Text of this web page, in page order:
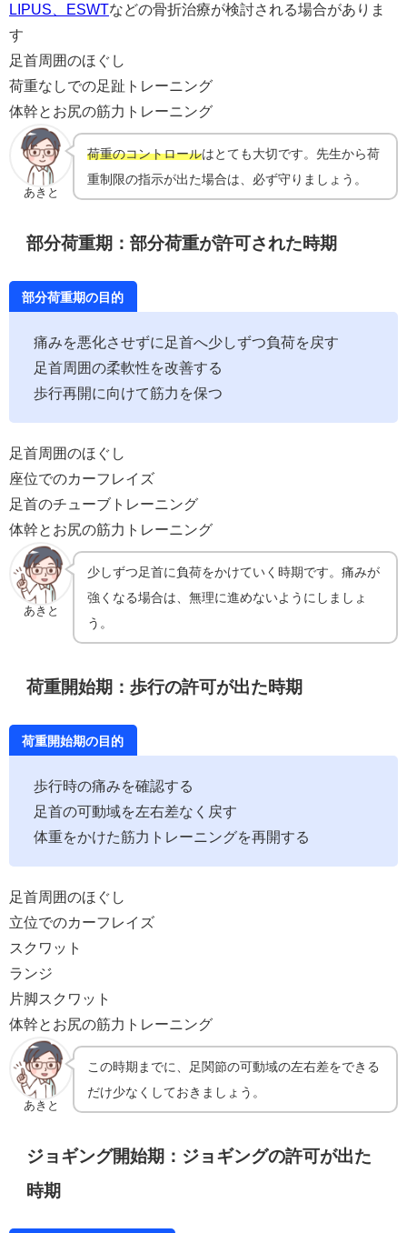
LIPUS、ESWTなどの骨折治療が検討される場合がありま
す
足首周囲のほぐし
荷重なしでの足趾トレーニング
体幹とお尻の筋力トレーニング
あきと
荷重のコントロールはとても大切です。先生から荷
重制限の指示が出た場合は、必ず守りましょう。
部分荷重期：部分荷重が許可された時期
部分荷重期の目的
痛みを悪化させずに足首へ少しずつ負荷を戻す
足首周囲の柔軟性を改善する
歩行再開に向けて筋力を保つ
足首周囲のほぐし
座位でのカーフレイズ
足首のチューブトレーニング
体幹とお尻の筋力トレーニング
あきと
少しずつ足首に負荷をかけていく時期です。痛みが
強くなる場合は、無理に進めないようにしましょ
う。
荷重開始期：歩行の許可が出た時期
荷重開始期の目的
歩行時の痛みを確認する
足首の可動域を左右差なく戻す
体重をかけた筋力トレーニングを再開する
足首周囲のほぐし
立位でのカーフレイズ
スクワット
ランジ
片脚スクワット
体幹とお尻の筋力トレーニング
あきと
この時期までに、足関節の可動域の左右差をできる
だけ少なくしておきましょう。
ジョギング開始期：ジョギングの許可が出た
時期